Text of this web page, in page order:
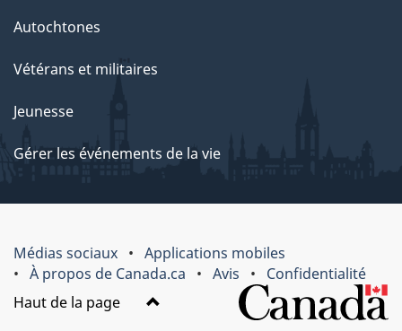
Autochtones
Vétérans et militaires
Jeunesse
Gérer les événements de la vie
Médias sociaux
Applications mobiles
À propos de Canada.ca
Avis
Confidentialité
Haut de la page